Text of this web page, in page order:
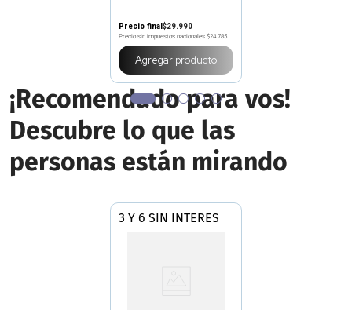
Precio final$29.990
Precio sin impuestos nacionales $24.785
Agregar producto
¡Recomendado para vos!
Descubre lo que las
personas están mirando
3 Y 6 SIN INTERES